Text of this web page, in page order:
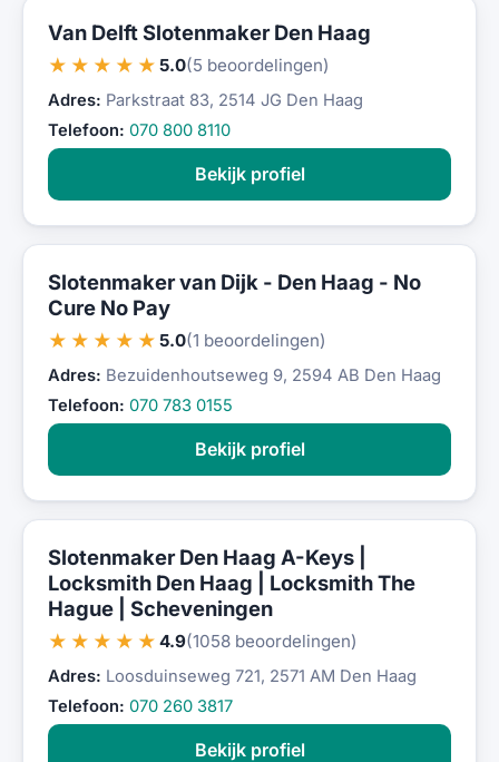
Van Delft Slotenmaker Den Haag
★★★★★ 5.0(5 beoordelingen)
Adres: Parkstraat 83, 2514 JG Den Haag
Telefoon: 070 800 8110
Bekijk profiel
Slotenmaker van Dijk - Den Haag - No
Cure No Pay
★★★★★ 5.0(1 beoordelingen)
Adres: Bezuidenhoutseweg 9, 2594 AB Den Haag
Telefoon: 070 783 0155
Bekijk profiel
Slotenmaker Den Haag A-Keys |
Locksmith Den Haag | Locksmith The
Hague | Scheveningen
★★★★★ 4.9(1058 beoordelingen)
Adres: Loosduinseweg 721, 2571 AM Den Haag
Telefoon: 070 260 3817
Bekijk profiel